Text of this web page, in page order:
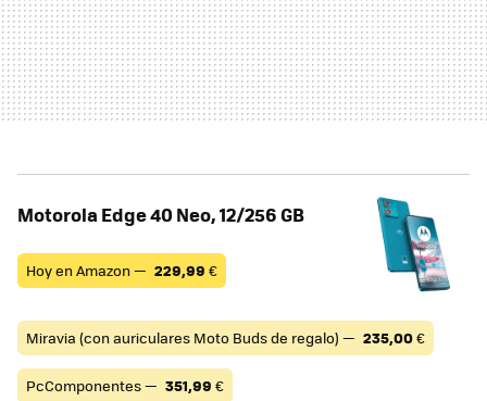
Motorola Edge 40 Neo, 12/256 GB
Hoy en Amazon — 229,99 €
Miravia (con auriculares Moto Buds de regalo) — 235,00€
PcComponentes — 351,99 €